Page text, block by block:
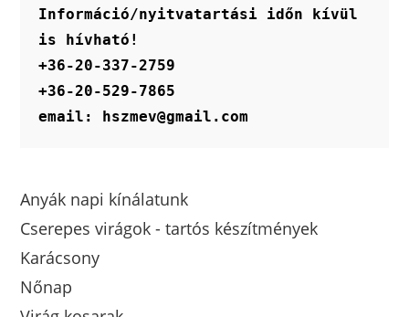
Információ/nyitvatartási időn kívül
is hívható!
+36-20-337-2759
+36-20-529-7865
email: hszmev@gmail.com
Anyák napi kínálatunk
Cserepes virágok - tartós készítmények
Karácsony
Nőnap